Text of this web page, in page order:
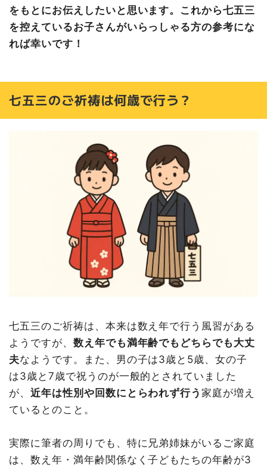
をもとにお伝えしたいと思います。これから七五三
を控えているお子さんがいらっしゃる方の参考にな
れば幸いです！
七五三のご祈祷は何歳で行う？
七五三のご祈祷は、本来は数え年で行う風習がある
ようですが、 数え年でも満年齢でも どちらでも大丈
夫なようです。また、男の子は3歳と5歳、女の子
は3歳と7歳で祝うのが一般的とされていました
が、 近年は性別や回数にとらわれず行う 家庭が増え
ているとのこと。
実際に筆者の周りでも、特に兄弟姉妹がいるご家庭
は、数え年・満年齢関係なく子どもたちの年齢が3